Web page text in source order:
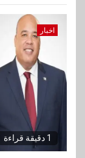
اخبار
1 دقيقة قراءة